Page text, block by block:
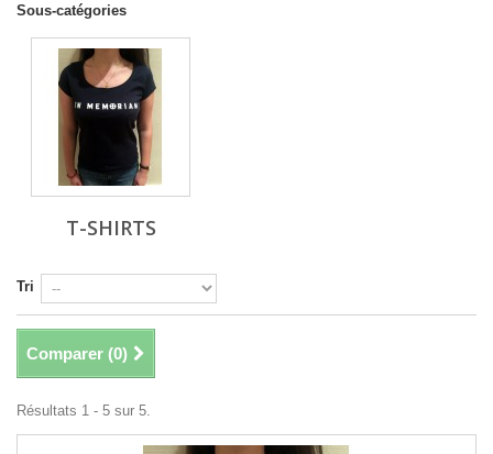
Sous-catégories
T-SHIRTS
Tri
Comparer (0)
Résultats 1 - 5 sur 5.